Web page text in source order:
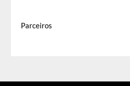
Parceiros